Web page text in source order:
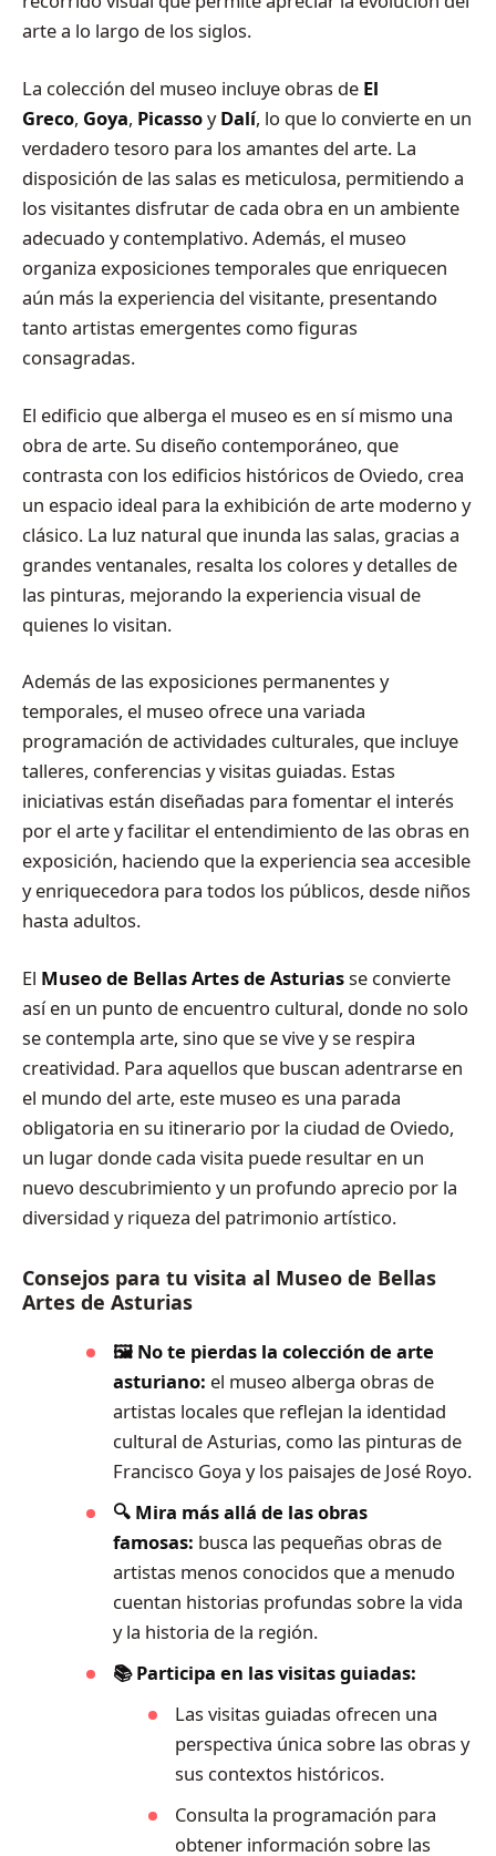
arte a lo largo de los siglos.
La colección del museo incluye obras de El
Greco, Goya, PicassoyDalí, lo que lo convierte en un
verdadero tesoro para los amantes del arte. La
disposición de las salas es meticulosa, permitiendo a
los visitantes disfrutar de cada obra en un ambiente
adecuado y contemplativo. Además, el museo
organiza exposiciones temporales que enriquecen
aún más la experiencia del visitante, presentando
tanto artistas emergentes como figuras
consagradas.
El edificio que alberga el museo es en sí mismo una
obra de arte. Su diseño contemporáneo, que
contrasta con los edificios históricos de Oviedo, crea
un espacio ideal para la exhibición de arte moderno y
clásico. La luz natural que inunda las salas, gracias a
grandes ventanales, resalta los colores y detalles de
las pinturas, mejorando la experiencia visual de
quienes lo visitan.
Además de las exposiciones permanentes y
temporales, el museo ofrece una variada
programación de actividades culturales, que incluye
talleres, conferencias y visitas guiadas. Estas
iniciativas están diseñadas para fomentar el interés
por el arte y facilitar el entendimiento de las obras en
exposición, haciendo que la experiencia sea accesible
y enriquecedora para todos los públicos, desde niños
hasta adultos.
El Museo de Bellas Artes de Asturiasse convierte
así en un punto de encuentro cultural, donde no solo
se contempla arte, sino que se vive y se respira
creatividad. Para aquellos que buscan adentrarse en
el mundo del arte, este museo es una parada
obligatoria en su itinerario por la ciudad de Oviedo,
un lugar donde cada visita puede resultar en un
nuevo descubrimiento y un profundo aprecio por la
diversidad y riqueza del patrimonio artístico.
Consejos para tu visita al Museo de Bellas
Artes de Asturias
🖼️ No te pierdas la colección de arte
asturiano: el museo alberga obras de
artistas locales que reflejan la identidad
cultural de Asturias, como las pinturas de
Francisco Goya y los paisajes de José Royo.
🔍 Mira más allá de las obras
famosas: busca las pequeñas obras de
artistas menos conocidos que a menudo
cuentan historias profundas sobre la vida
y la historia de la región.
📚 Participa en las visitas guiadas:
Las visitas guiadas ofrecen una
perspectiva única sobre las obras y
sus contextos históricos.
Consulta la programación para
obtener información sobre las